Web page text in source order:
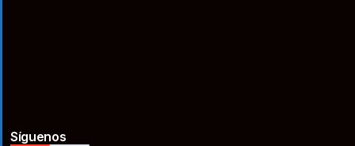
Síguenos